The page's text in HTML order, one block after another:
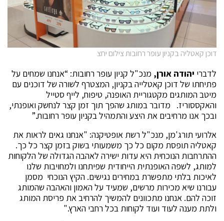
דוכן קאטליה בקניון עופר רחובות צילום יחצ
לדברי יהודה אורן, מנכ"ל קניון עופר רחובות: “אנחנו שמחים על
פתיחתו של דוכן קאטלייה בקניון, המצטרף לשורה של דוכנים עם
מיטב המותגים מקטגוריית האופנה, טיפוח, לייף סטייל
והאקססוריז. מדובר במותג שהפך תוך זמן קצר לנחשק ואופנתי,
ובכך אנו מרחיבים את היצע והתמהיל בקניון עופר רחובות.”
אלרועי תורג'מן, מנכ"ל רשת אופטיקנה: "אנחנו גאים לראות את
קאטליה תופסת מקום כל כך משמעותי בשוק בזמן קצר כל כך.
ההתרחבות הנוכחית היא עדות ישירה לאהבה הגדולה של הלקוחות
למותג, לשפה האופנתית הייחודית שפיתחנו ולמחויבות שלנו
לאיכות בלתי מתפשרת במחירים נגישים. הקיץ הנוכחי מסמן
עבורנו שיא מכירות מרשים, שמעיד על האמון והאהבה שהמותג
זוכה להם. אנחנו מתכוונים להמשיך להרחיב את פריסת המותג
ולתת מענה לעוד ועוד לקוחות בכל רחבי הארץ."